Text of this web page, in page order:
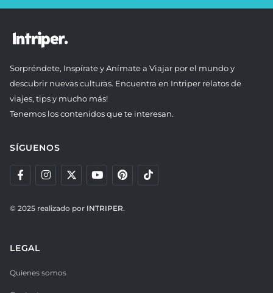
Sorpréndete, Inspírate y Anímate a Viajar por el mundo y
descubrir nuevas culturas. Encuentra en Intriper relatos de
viajes, tips y mucho más!
Tenemos los contenidos que te interesan.
SÍGUENOS
© 2025 realizado por INTRIPER.
LEGAL
Quienes somos